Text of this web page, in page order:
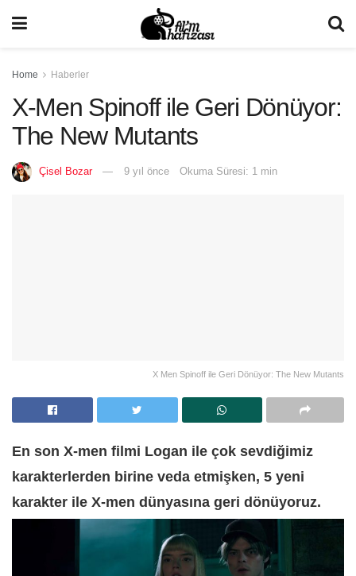
Home Haberler
X-Men Spinoff ile Geri Dönüyor:
The New Mutants
Çisel Bozar 9 yıl önce Okuma Süresi: 1 min
X Men Spinoff ile Geri Dönüyor: The New Mutants
En son X-men filmi Logan ile çok sevdiğimiz
karakterlerden birine veda etmişken, 5 yeni
karakter ile X-men dünyasına geri dönüyoruz.